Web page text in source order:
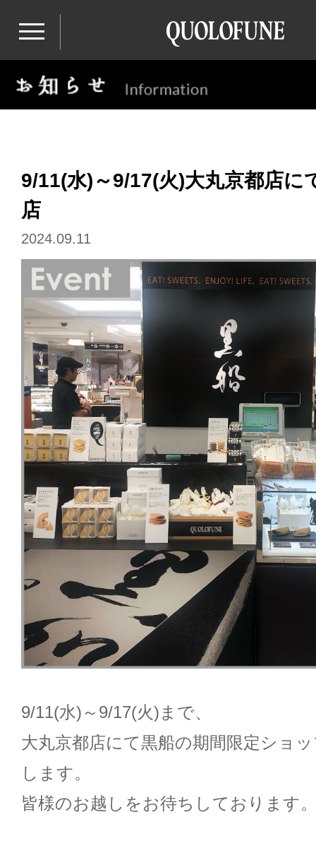
9/11(水)～9/17(火)大丸京都店に
店
2024.09.11
9/11(水)～9/17(火)まで、
大丸京都店にて黒船の期間限定ショ
します。
皆様のお越しをお待ちしております